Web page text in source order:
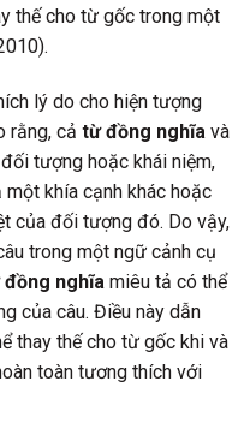
thế cho từ gốc trong một
lý do cho hiện tượng
rằng, cả từ đồng nghĩa và
tượng hoặc khái niệm,
một khía cạnh khác hoặc
của đối tượng đó. Do vậy,
trong một ngữ cảnh cụ
nghĩa miêu tả có thể
của câu. Điều này dẫn
thay thế cho từ gốc khi và
toàn tương thích với